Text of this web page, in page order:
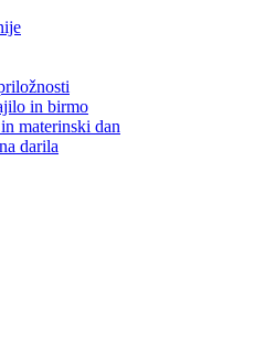
in birmo
materinski dan
darila